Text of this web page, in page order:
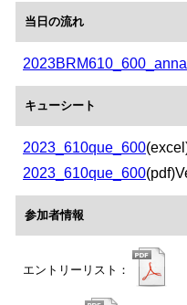
当日の流れ
キューシート
2023_610que_600
2023_610que_600
参加者情報
エントリーリスト：